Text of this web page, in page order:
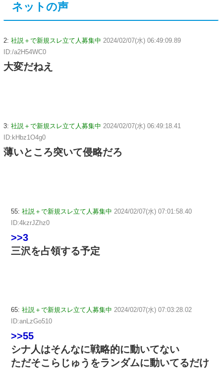
ネットの声
2: 社説＋で新規スレ立て人募集中 2024/02/07(水) 06:49:09.89
ID:/a2H54WC0
大変だねえ
3: 社説＋で新規スレ立て人募集中 2024/02/07(水) 06:49:18.41
ID:kHbz1O4g0
薄いところ突いて侵略だろ
55: 社説＋で新規スレ立て人募集中 2024/02/07(水) 07:01:58.40
ID:4kzrJZhz0
>>3
三沢を占領する予定
65: 社説＋で新規スレ立て人募集中 2024/02/07(水) 07:03:28.02
ID:anLzGo510
>>55
シナ人はそんなに戦略的に動いてない
ただそこらじゅうをランダムに動いてるだけ